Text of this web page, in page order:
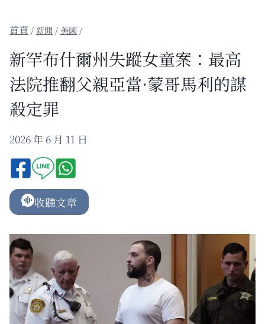
/新聞 / 美國 /
新罕布什爾州失蹤女童案：最高
法院推翻父親亞當·蒙哥馬利的謀
殺定罪
2026 年 6 月 11 日
收聽文章